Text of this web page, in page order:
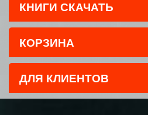
КНИГИ СКАЧАТЬ
КОРЗИНА
ДЛЯ КЛИЕНТОВ